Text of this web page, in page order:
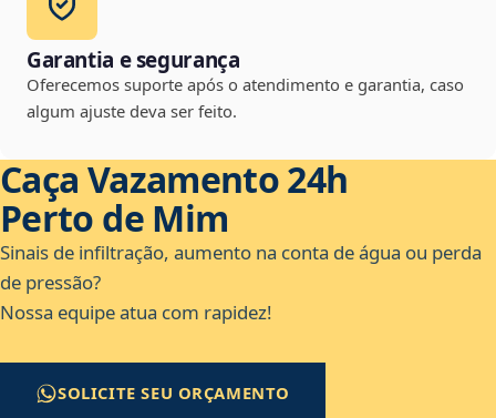
Garantia e segurança
Oferecemos suporte após o atendimento e garantia, caso
algum ajuste deva ser feito.
Caça Vazamento 24h
Perto de Mim
Sinais de infiltração, aumento na conta de água ou perda
de pressão?
Nossa equipe atua com rapidez!
SOLICITE SEU ORÇAMENTO